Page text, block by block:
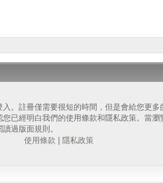
入。註冊僅需要很短的時間，但是會給您更多
您已經明白我們的使用條款和隱私政策。當瀏
過版面規則。
使用條款
隱私政策